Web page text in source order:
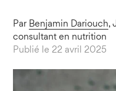
Par Benjamin Dariouch,
consultant en nutrition
Publié le 22 avril 2025